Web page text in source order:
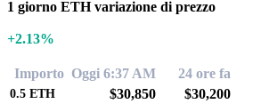
1 giorno ETH variazione di prezzo
+2.13%
Importo Oggi 6:37 AM 24 ore fa
0.5 ETH $30,850 $30,200